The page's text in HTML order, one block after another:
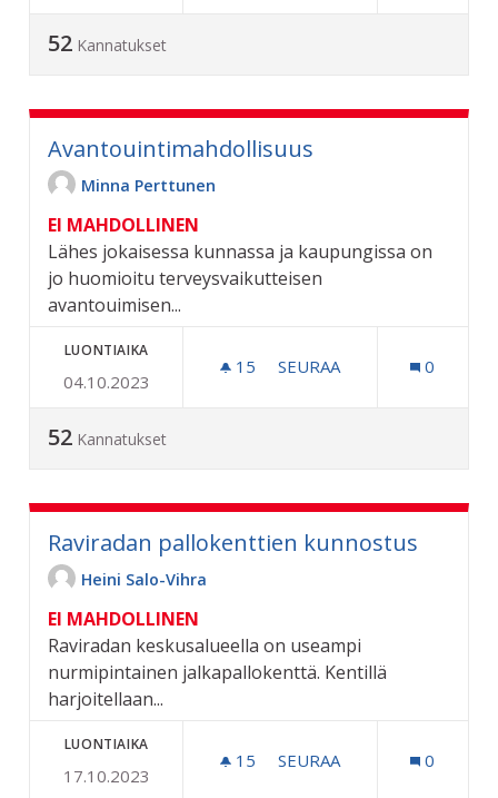
52 Kannatukset
Avantouintimahdollisuus
Minna Perttunen
EI MAHDOLLINEN
Lähes jokaisessa kunnassa ja kaupungissa on
jo huomioitu terveysvaikutteisen
avantouimisen...
LUONTIAIKA
04.10.2023
15 15 SEURAAJAA
SEURAA 0
52 Kannatukset
Raviradan pallokenttien kunnostus
Heini Salo-Vihra
EI MAHDOLLINEN
Raviradan keskusalueella on useampi
nurmipintainen jalkapallokenttä. Kentillä
harjoitellaan...
LUONTIAIKA
17.10.2023
15 15 SEURAAJAA
SEURAA 0